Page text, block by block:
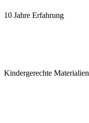
10 Jahre Erfahrung
Kindergerechte Materialien